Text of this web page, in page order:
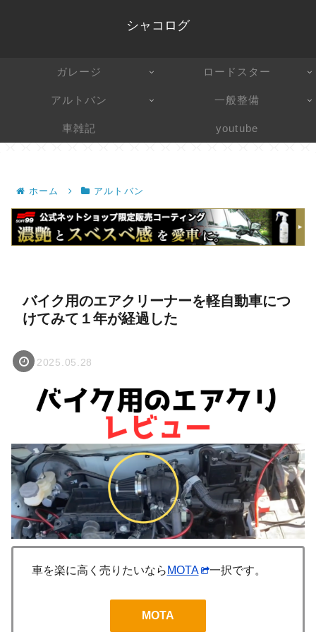
シャコログ
ガレージ ロードスター
アルトバン 一般整備
車雑記 youtube
ホーム アルトバン
バイク用のエアクリーナーを軽自動車につ
けてみて１年が経過した
2025.05.28
車を楽に高く売りたいなら MOTA 一択です。
MOTA